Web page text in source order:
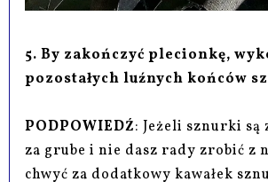
5. By zakończyć plecionkę,
pozostałych luźnych końców
PODPOWIEDŹ: Jeżeli sznurki
za grube i nie dasz rady zrobić z
chwyć za dodatkowy kawałek